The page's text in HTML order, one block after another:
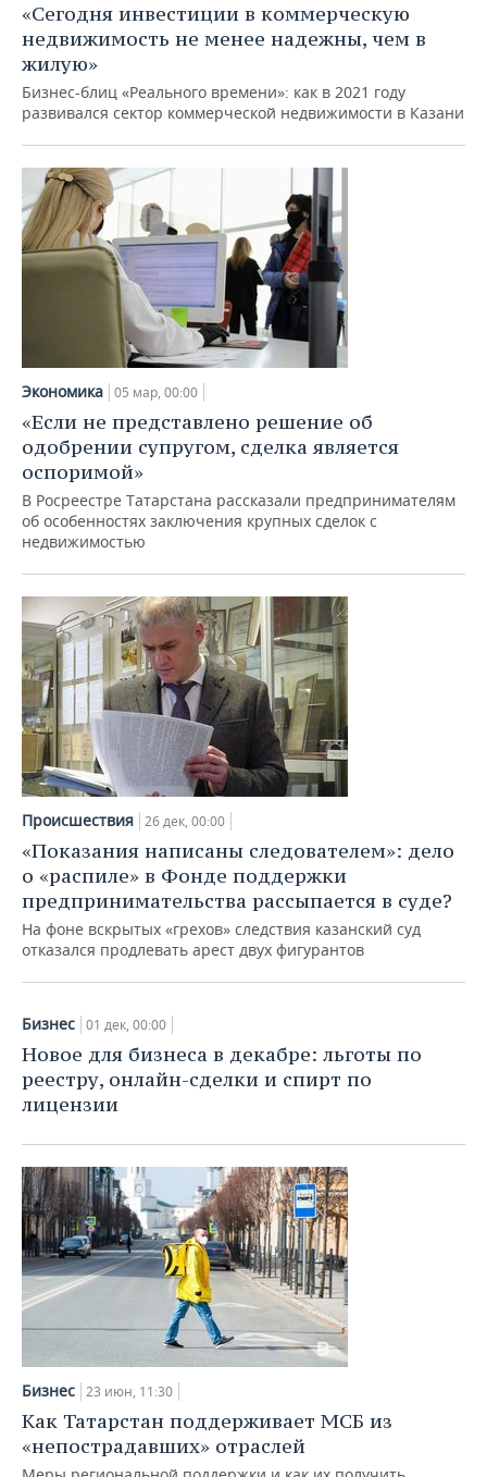
«Сегодня инвестиции в коммерческую
недвижимость не менее надежны, чем в
жилую»
Бизнес-блиц «Реального времени»: как в 2021 году
развивался сектор коммерческой недвижимости в Казани
Экономика 05 мар, 00:00
«Если не представлено решение об
одобрении супругом, сделка является
оспоримой»
В Росреестре Татарстана рассказали предпринимателям
об особенностях заключения крупных сделок с
недвижимостью
Происшествия 26 дек, 00:00
«Показания написаны следователем»: дело
о «распиле» в Фонде поддержки
предпринимательства рассыпается в суде?
На фоне вскрытых «грехов» следствия казанский суд
отказался продлевать арест двух фигурантов
Бизнес 01 дек, 00:00
Новое для бизнеса в декабре: льготы по
реестру, онлайн-сделки и спирт по
лицензии
Бизнес 23 июн, 11:30
Как Татарстан поддерживает МСБ из
«непострадавших» отраслей